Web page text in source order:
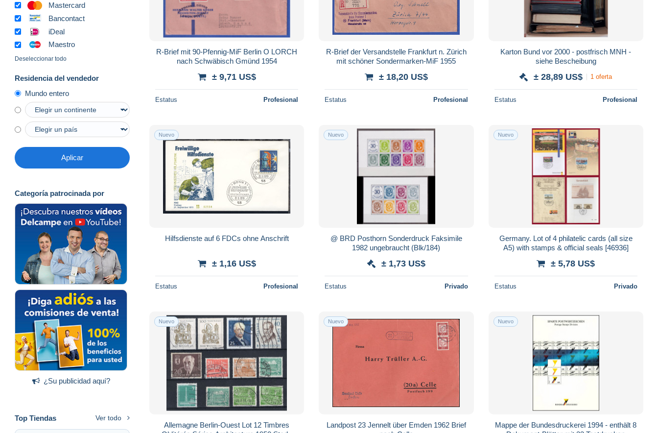
Mastercard
Bancontact
iDeal
Maestro
Deseleccionar todo
Residencia del vendedor
Mundo entero
Aplicar
Categoría patrocinada por
¿Su publicidad aquí?
Top Tiendas Ver todo
R-Brief mit 90-Pfennig-MiF Berlin O LORCH
nach Schwäbisch Gmünd 1954
± 9,71 US$
Estatus Profesional
R-Brief der Versandstelle Frankfurt n. Zürich
mit schöner Sondermarken-MiF 1955
± 18,20 US$
Estatus Profesional
Karton Bund vor 2000 - postfrisch MNH -
siehe Bescheibung
± 28,89 US$ 1 oferta
Estatus Profesional
Nuevo
Hilfsdienste auf 6 FDCs ohne Anschrift
± 1,16 US$
Estatus Profesional
Nuevo
@ BRD Posthorn Sonderdruck Faksimile
1982 ungebraucht (Blk/184)
± 1,73 US$
Estatus Privado
Nuevo
Germany. Lot of 4 philatelic cards (all size
A5) with stamps & official seals [46936]
± 5,78 US$
Estatus Privado
Nuevo
Allemagne Berlin-Ouest Lot 12 Timbres
Nuevo
Landpost 23 Jennelt über Emden 1962 Brief
Nuevo
Mappe der Bundesdruckerei 1994 - enthält 8